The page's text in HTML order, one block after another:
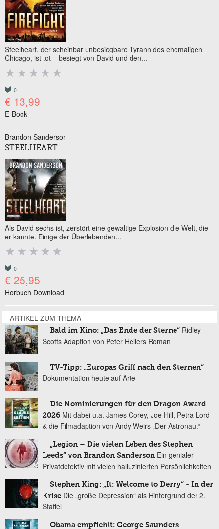
Steelheart, der scheinbar unbesiegbare Tyrann des ehemaligen
Chicago, ist tot – besiegt von David und den...
0
€ 13,99
E-Book
Brandon Sanderson
STEELHEART
Als David sechs ist, zerstört eine gewaltige Explosion die Welt, die
er kannte. Einige der Überlebenden...
0
€ 25,95
Hörbuch Download
ARTIKEL ZUM THEMA
Bald im Kino: „Das Ende der Sterne“ Ridley
Scotts Adaption von Peter Hellers Roman
TV-Tipp: „Europas Griff nach den Sternen“
Dokumentation heute auf Arte
Die Nominierungen für den Dragon Award
2026 Mit dabei u.a. James Corey, Joe Hill, Petra Lord
& die Filmadaption von Andy Weirs „Der Astronaut“
„Legion – Die vielen Leben des Stephen
Leeds“ von Brandon Sanderson Ein genialer
Privatdetektiv mit vielen halluzinierten Persönlichkeiten
Stephen King: „It: Welcome to Derry“ - In der
Krise Die „große Depression“ als Hintergrund der 2.
Staffel
Obama empfiehlt: George Saunders